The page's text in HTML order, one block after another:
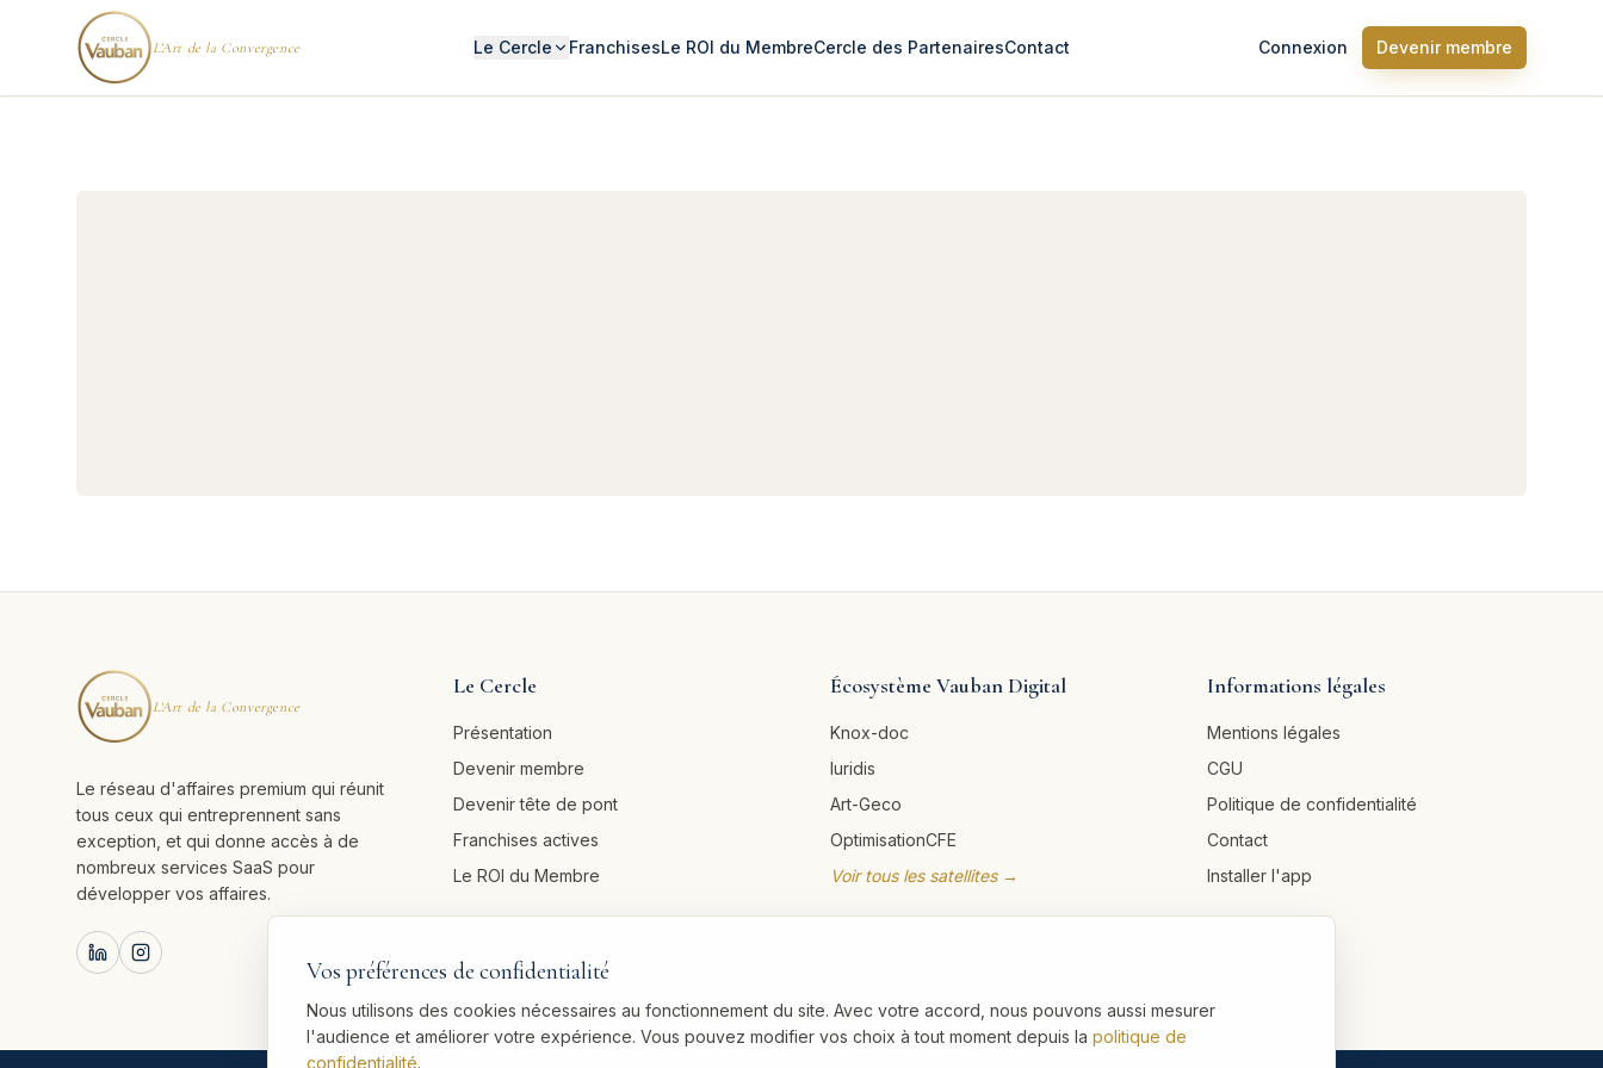
L'Art de la Convergence Le Cercle FranchisesLe ROI du MembreCercle des PartenairesContact Connexion Devenir membre
L'Art de la Convergence
Le réseau d'affaires premium qui réunit
tous ceux qui entreprennent sans
exception, et qui donne accès à de
nombreux services SaaS pour
développer vos affaires.
Le Cercle
Présentation
Devenir membre
Devenir tête de pont
Franchises actives
Le ROI du Membre
Écosystème Vauban Digital
Knox-doc
Iuridis
Art-Geco
OptimisationCFE
Voir tous les satellites →
Informations légales
Mentions légales
CGU
Politique de confidentialité
Contact
Installer l'app
Vos préférences de confidentialité
Nous utilisons des cookies nécessaires au fonctionnement du site. Avec votre accord, nous pouvons aussi mesurer
l'audience et améliorer votre expérience. Vous pouvez modifier vos choix à tout moment depuis la politique de
confidentialité.